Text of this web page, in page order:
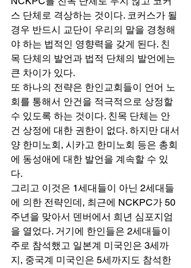
스 단체로 격상하는 것이다. 코커스가 될
경우 반드시 교단이 우리의 말을 경청해
야 하는 법적인 영향력을 갖게 된다. 친
목 단체의 발언과 법적 단체의 발언에는
큰 차이가 있다.
또 하나의 전략은 한인교회들이 언어 노
회를 통해서 안건을 적극적으로 상정할
수 있도록 하는 것이다. 친목 단체는 안
건 상정에 대한 권한이 없다. 하지만 대서
양 한미노회, 시카고 한미노회 등은 총회
에 동성애에 대한 발언을 계속할 수 있
다.
그리고 이것은 1세대들이 아닌 2세대들
에 의한 전략인데, 최근에 NCKPC가 50
주년을 맞아서 덴버에서 희년 심포지엄
을 열었다. 거기에 한인들은 2세대들이
주로 참석했고 일본계 미국인은 3세까
지, 중국계 미국인은 5세까지도 참석한